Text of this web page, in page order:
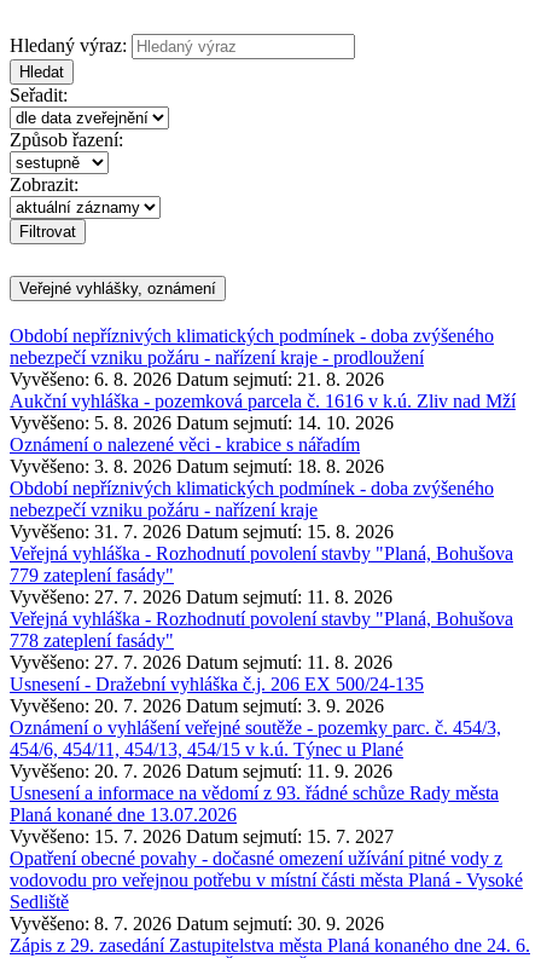
Hledaný výraz:
Hledat
Seřadit:
Způsob řazení:
Zobrazit:
Veřejné vyhlášky, oznámení
Období nepříznivých klimatických podmínek - doba zvýšeného
nebezpečí vzniku požáru - nařízení kraje - prodloužení
Vyvěšeno: 6. 8. 2026 Datum sejmutí: 21. 8. 2026
Aukční vyhláška - pozemková parcela č. 1616 v k.ú. Zliv nad Mží
Vyvěšeno: 5. 8. 2026 Datum sejmutí: 14. 10. 2026
Oznámení o nalezené věci - krabice s nářadím
Vyvěšeno: 3. 8. 2026 Datum sejmutí: 18. 8. 2026
Období nepříznivých klimatických podmínek - doba zvýšeného
nebezpečí vzniku požáru - nařízení kraje
Vyvěšeno: 31. 7. 2026 Datum sejmutí: 15. 8. 2026
Veřejná vyhláška - Rozhodnutí povolení stavby "Planá, Bohušova
779 zateplení fasády"
Vyvěšeno: 27. 7. 2026 Datum sejmutí: 11. 8. 2026
Veřejná vyhláška - Rozhodnutí povolení stavby "Planá, Bohušova
778 zateplení fasády"
Vyvěšeno: 27. 7. 2026 Datum sejmutí: 11. 8. 2026
Usnesení - Dražební vyhláška č.j. 206 EX 500/24-135
Vyvěšeno: 20. 7. 2026 Datum sejmutí: 3. 9. 2026
Oznámení o vyhlášení veřejné soutěže - pozemky parc. č. 454/3,
454/6, 454/11, 454/13, 454/15 v k.ú. Týnec u Plané
Vyvěšeno: 20. 7. 2026 Datum sejmutí: 11. 9. 2026
Usnesení a informace na vědomí z 93. řádné schůze Rady města
Planá konané dne 13.07.2026
Vyvěšeno: 15. 7. 2026 Datum sejmutí: 15. 7. 2027
Opatření obecné povahy - dočasné omezení užívání pitné vody z
vodovodu pro veřejnou potřebu v místní části města Planá - Vysoké
Sedliště
Vyvěšeno: 8. 7. 2026 Datum sejmutí: 30. 9. 2026
Zápis z 29. zasedání Zastupitelstva města Planá konaného dne 24. 6.